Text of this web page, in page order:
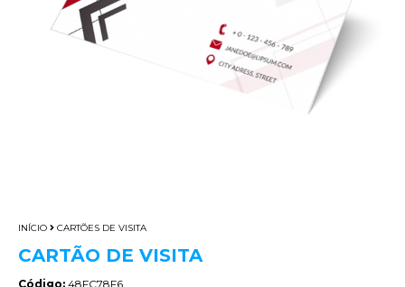
INÍCIO CARTÕES DE VISITA
CARTÃO DE VISITA
Código: 48FC78F6